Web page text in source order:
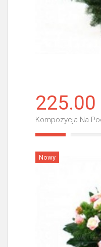
225.00
Kompozycja Na
Nowy